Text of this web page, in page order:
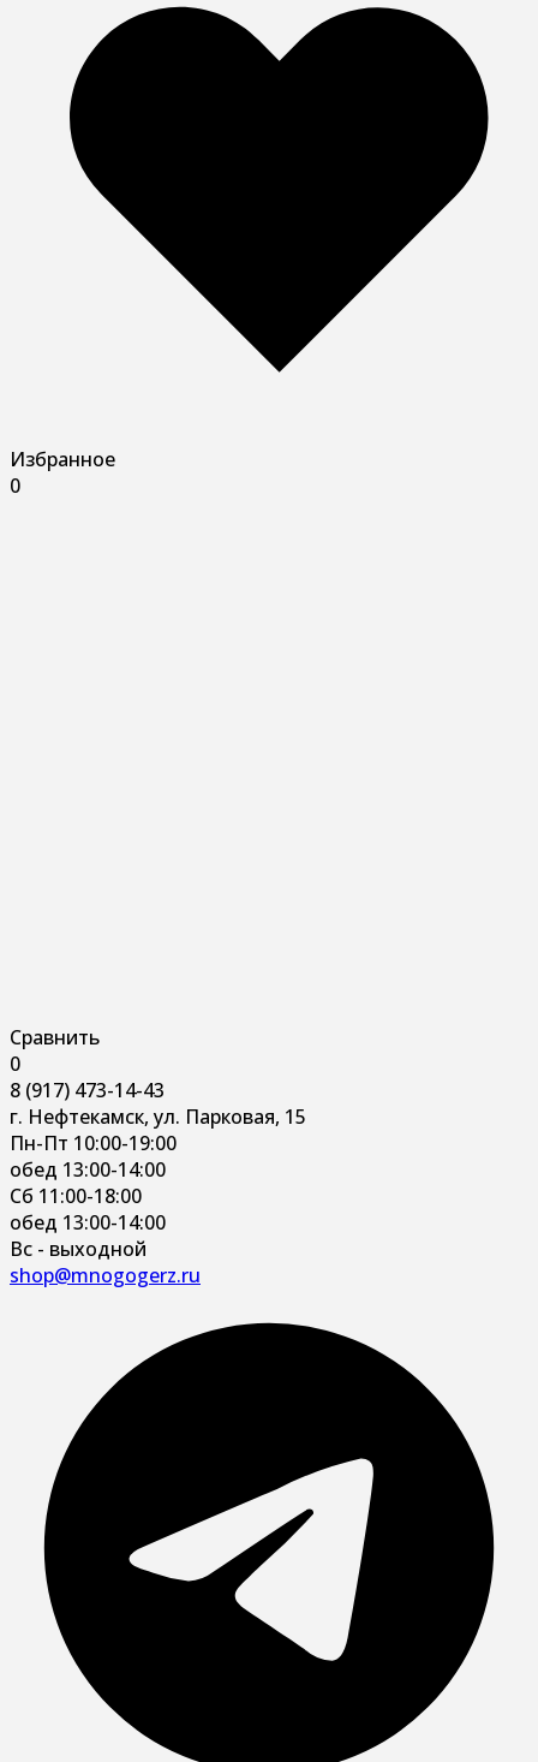
Избранное
0
Сравнить
0
8 (917) 473-14-43
г. Нефтекамск, ул. Парковая, 15
Пн-Пт 10:00-19:00
обед 13:00-14:00
Сб 11:00-18:00
обед 13:00-14:00
Вс - выходной
shop@mnogogerz.ru